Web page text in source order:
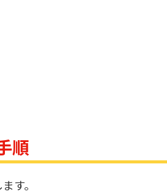
順
す。